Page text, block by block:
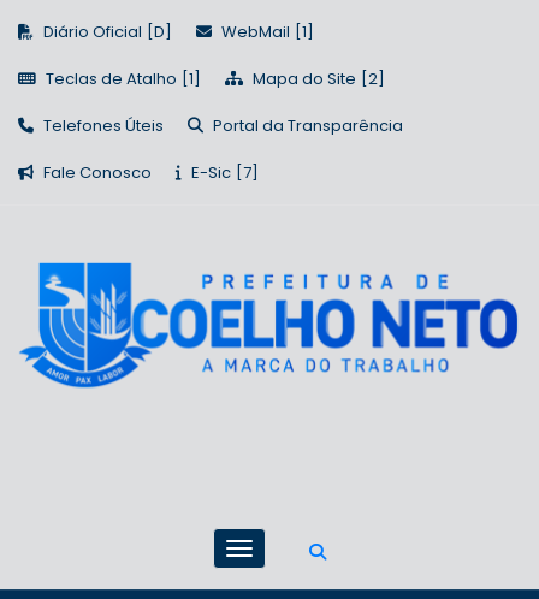
Diário Oficial WebMail
Teclas de Atalho Mapa do Site
Telefones Úteis Portal da Transparência
Fale Conosco E-Sic